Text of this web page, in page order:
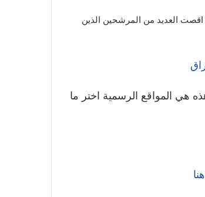
اقصت العديد من المرشحين الذين
هي المواقع الرسمية اختر ما